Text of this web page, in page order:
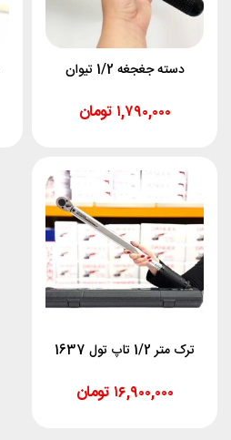
دسته جغجغه 1/2 تیوان
تومان ۱,۷۹۰,۰۰۰
ترک متر 1/2 تاپ تول 1637
تومان ۱۶,۹۰۰,۰۰۰